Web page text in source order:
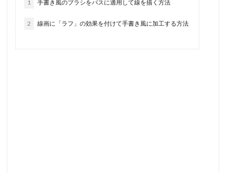
1 手書き風のブラシをパスに適用して線を描く方法
2 線画に「ラフ」の効果を付けて手書き風に加工する方法